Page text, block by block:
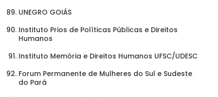
UNEGRO GOIÁS
Instituto Prios de Políticas Públicas e Direitos
Humanos
Instituto Memória e Direitos Humanos UFSC/UDESC
Forum Permanente de Mulheres do Sul e Sudeste
do Pará